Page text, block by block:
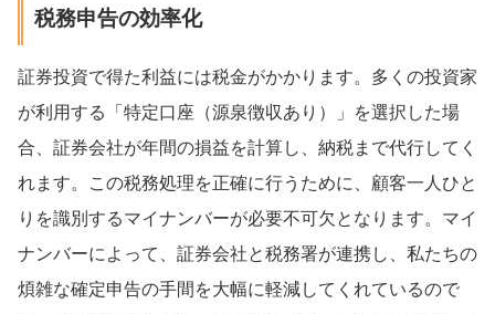
税務申告の効率化
証券投資で得た利益には税金がかかります。多くの投資家
が利用する「特定口座（源泉徴収あり）」を選択した場
合、証券会社が年間の損益を計算し、納税まで代行してく
れます。この税務処理を正確に行うために、顧客一人ひと
りを識別するマイナンバーが必要不可欠となります。マイ
ナンバーによって、証券会社と税務署が連携し、私たちの
煩雑な確定申告の手間を大幅に軽減してくれているので